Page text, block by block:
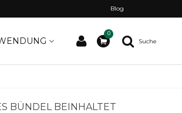
Blog
0
Suche
BÜNDEL BEINHALTET